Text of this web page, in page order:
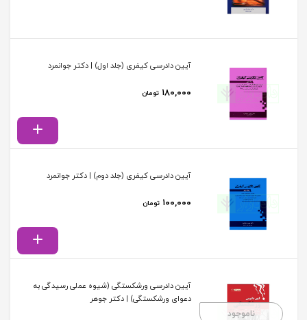
آیین دادرسی کیفری (جلد اول) | دکتر جوانمرد
۱۸۰,۰۰۰ تومان
آیین دادرسی کیفری (جلد دوم) | دکتر جوانمرد
۱۰۰,۰۰۰ تومان
ناموجود
آیین دادرسی ورشکستگی (شیوه عملی رسیدگی به
دعوای ورشکستگی) | دکتر جوهر